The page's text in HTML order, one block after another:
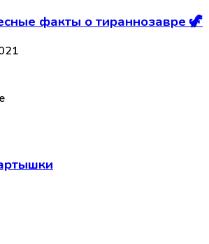
факты о тираннозавре 🦖